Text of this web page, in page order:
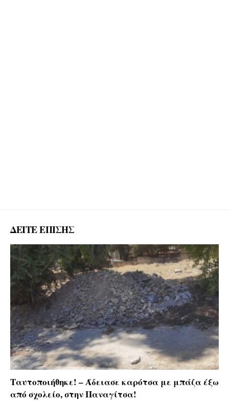
ΔΕΙΤΕ ΕΠΙΣΗΣ
Ταυτοποιήθηκε! – Άδειασε καρότσα με μπάζα έξω
από σχολείο, στην Παναγίτσα!